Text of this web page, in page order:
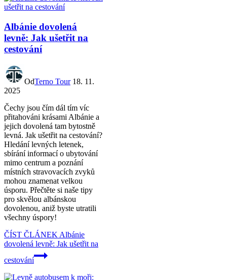
Albánie dovolená
levně: Jak ušetřit na
cestování
OdTerno Tour 18. 11.
2025
Čechy jsou čím dál tím víc
přitahováni krásami Albánie a
jejich dovolená tam bytostně
levná. Jak ušetřit na cestování?
Hledání levných letenek,
sbírání informací o ubytování
mimo centrum a poznání
místních stravovacích zvyků
mohou znamenat velkou
úsporu. Přečtěte si naše tipy
pro skvělou albánskou
dovolenou, aniž byste utratili
všechny úspory!
ČÍST ČLÁNEKAlbánie
dovolená levně: Jak ušetřit na
cestování